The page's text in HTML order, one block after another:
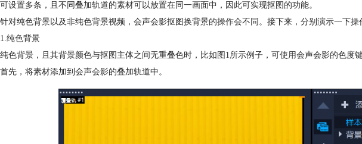
可设置多条，且不同叠加轨道的素材可以放置在同一画面中，因此可实现抠图的功能。
针对纯色背景以及非纯色背景视频，会声会影抠图换背景的操作会不同。接下来，分别演示一下操
1.纯色背景
纯色背景，且其背景颜色与抠图主体之间无重叠色时，比如图1所示例子，可使用会声会影的色度
首先，将素材添加到会声会影的叠加轨道中。